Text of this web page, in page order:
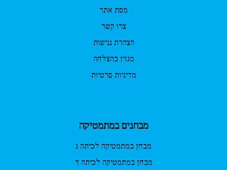
מפת אתר
צרו קשר
הצהרת נגישות
מגזין בהצלחה
מדיניות פרטיות
מבחנים במתמטיקה
מבחן במתמטיקה לכיתה ג
מבחן במתמטיקה לכיתה ד